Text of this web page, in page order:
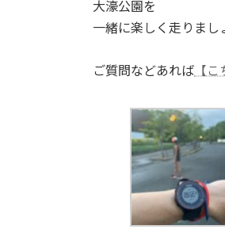
大濠公園を
一緒に楽しく走りまし
ご質問などあれば 【こ